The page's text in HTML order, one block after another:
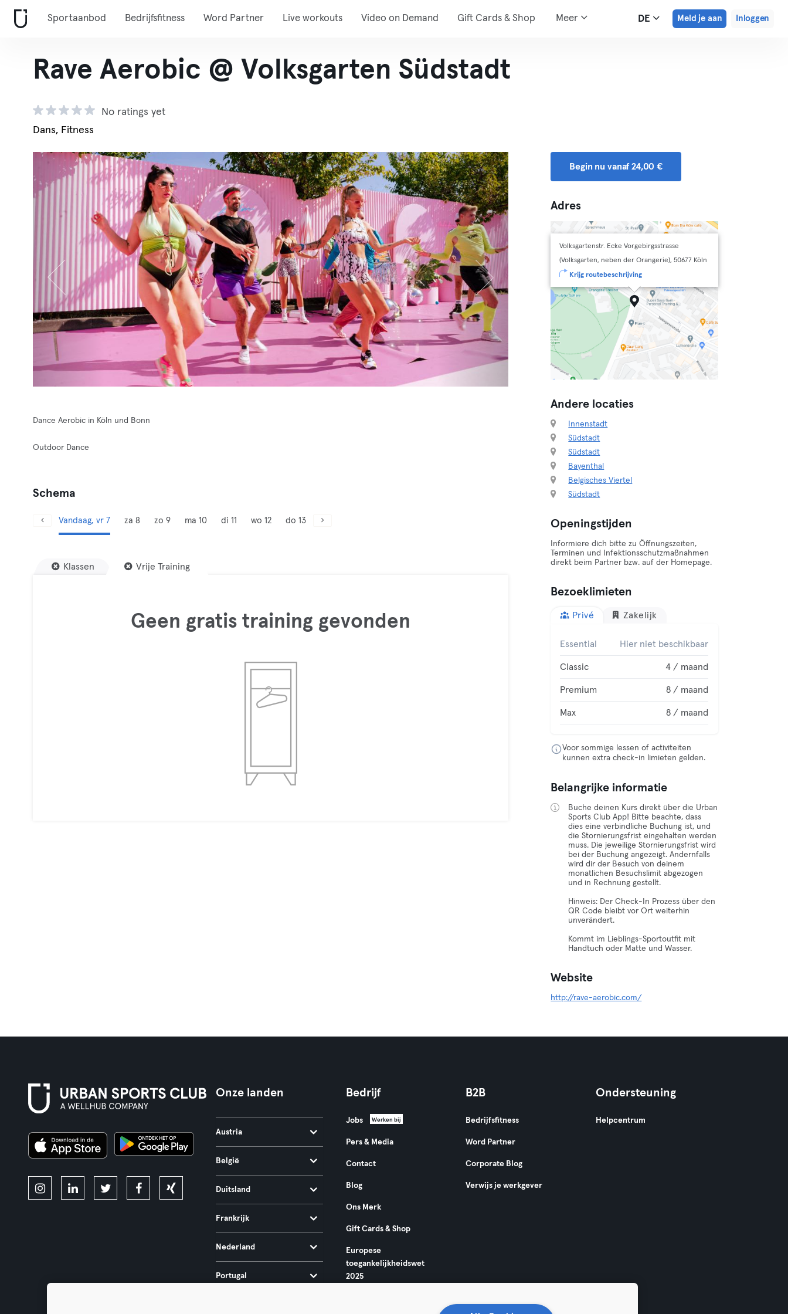
Sportaanbod Bedrijfsfitness Word Partner Live workouts Video on Demand Gift Cards & Shop Meer DE Meld je aan Inloggen
Rave Aerobic @ Volksgarten Südstadt
No ratings yet
Dans, Fitness
Dance Aerobic in Köln und Bonn
Outdoor Dance
Schema
Vandaag, vr 7 za 8 zo 9 ma 10 di 11 wo 12 do 13
Klassen Vrije Training
Geen gratis training gevonden
Begin nu vanaf 24,00 €
Adres
Volksgartenstr. Ecke Vorgebirgsstrasse
(Volksgarten, neben der Orangerie), 50677 Köln
Krijg routebeschrijving
Andere locaties
Innenstadt
Südstadt
Südstadt
Bayenthal
Belgisches Viertel
Südstadt
Openingstijden
Informiere dich bitte zu Öffnungszeiten,
Terminen und Infektionsschutzmaßnahmen
direkt beim Partner bzw. auf der Homepage.
Bezoeklimieten
Privé Zakelijk
Essential Hier niet beschikbaar
Classic 4 / maand
Premium 8 / maand
Max 8 / maand
Voor sommige lessen of activiteiten
kunnen extra check-in limieten gelden.
Belangrijke informatie
Buche deinen Kurs direkt über die Urban
Sports Club App! Bitte beachte, dass
dies eine verbindliche Buchung ist, und
die Stornierungsfrist eingehalten werden
muss. Die jeweilige Stornierungsfrist wird
bei der Buchung angezeigt. Andernfalls
wird dir der Besuch von deinem
monatlichen Besuchslimit abgezogen
und in Rechnung gestellt.
Hinweis: Der Check-In Prozess über den
QR Code bleibt vor Ort weiterhin
unverändert.
Kommt im Lieblings-Sportoutfit mit
Handtuch oder Matte und Wasser.
Website
http://rave-aerobic.com/
Onze landen
Austria
België
Duitsland
Frankrijk
Nederland
Portugal
Bedrijf
Jobs Werken bij
Pers & Media
Contact
Blog
Ons Merk
Gift Cards & Shop
Europese
toegankelijkheidswet
2025
B2B
Bedrijfsfitness
Word Partner
Corporate Blog
Verwijs je werkgever
Ondersteuning
Helpcentrum